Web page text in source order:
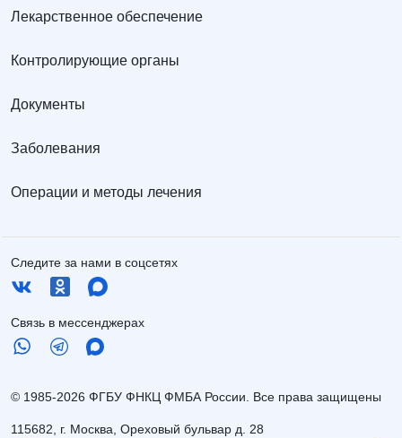
Лекарственное обеспечение
Контролирующие органы
Документы
Заболевания
Операции и методы лечения
Следите за нами в соцсетях
Связь в мессенджерах
© 1985-2026 ФГБУ ФНКЦ ФМБА России. Все права защищены
115682, г. Москва, Ореховый бульвар д. 28